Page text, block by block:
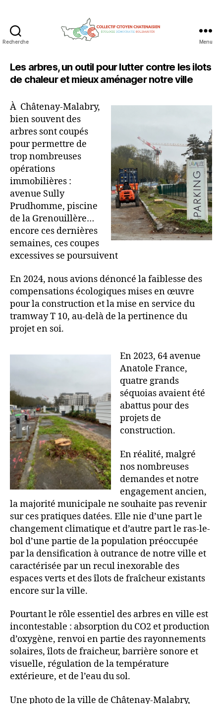
Recherche
Citoyen
Chatenaisien
Menu
Les arbres, un outil pour lutter contre les ilots
de chaleur et mieux aménager notre ville
À Châtenay-Malabry,
bien souvent des
arbres sont coupés
pour permettre de
trop nombreuses
opérations
immobilières :
avenue Sully
Prudhomme, piscine
de la Grenouillère…
encore ces dernières
semaines, ces coupes
excessives se poursuivent
En 2024, nous avions dénoncé la faiblesse des
compensations écologiques mises en œuvre
pour la construction et la mise en service du
tramway T 10, au-delà de la pertinence du
projet en soi.
En 2023, 64 avenue
Anatole France,
quatre grands
séquoias avaient été
abattus pour des
projets de
construction.
En réalité, malgré
nos nombreuses
demandes et notre
engagement ancien,
la majorité municipale ne souhaite pas revenir
sur ces pratiques datées. Elle nie d’une part le
changement climatique et d’autre part le ras-le-
bol d’une partie de la population préoccupée
par la densification à outrance de notre ville et
caractérisée par un recul inexorable des
espaces verts et des îlots de fraîcheur existants
encore sur la ville.
Pourtant le rôle essentiel des arbres en ville est
incontestable : absorption du CO2 et production
d’oxygène, renvoi en partie des rayonnements
solaires, îlots de fraicheur, barrière sonore et
visuelle, régulation de la température
extérieure, et de l’eau du sol.
Une photo de la ville de Châtenay-Malabry,